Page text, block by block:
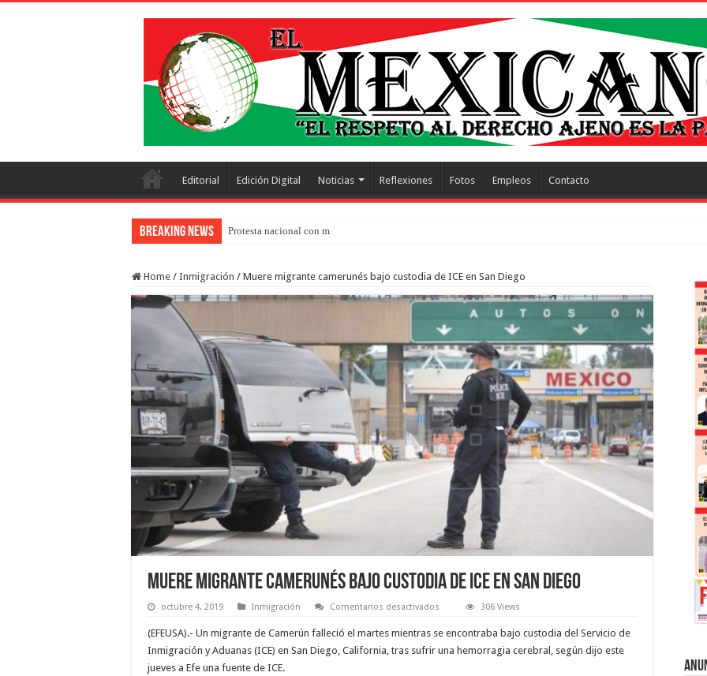
Editorial Edición Digital Noticias Reflexiones Fotos Empleos Contacto
Breaking News Protesta nacional con más de trescientos actos
Home / Inmigración / Muere migrante camerunés bajo custodia de ICE en San Diego
Muere migrante camerunés bajo custodia de ICE en San Diego
octubre 4, 2019 Inmigración Comentarios desactivados
camerunés
bajo
custodia
306 Views
(EFEUSA).- Un migrante de Camerún falleció el martes mientras se encontraba bajo custodia del Servicio de
Inmigración y Aduanas (ICE) en San Diego, California, tras sufrir una hemorragia cerebral, según dijo este
jueves a Efe una fuente de ICE.